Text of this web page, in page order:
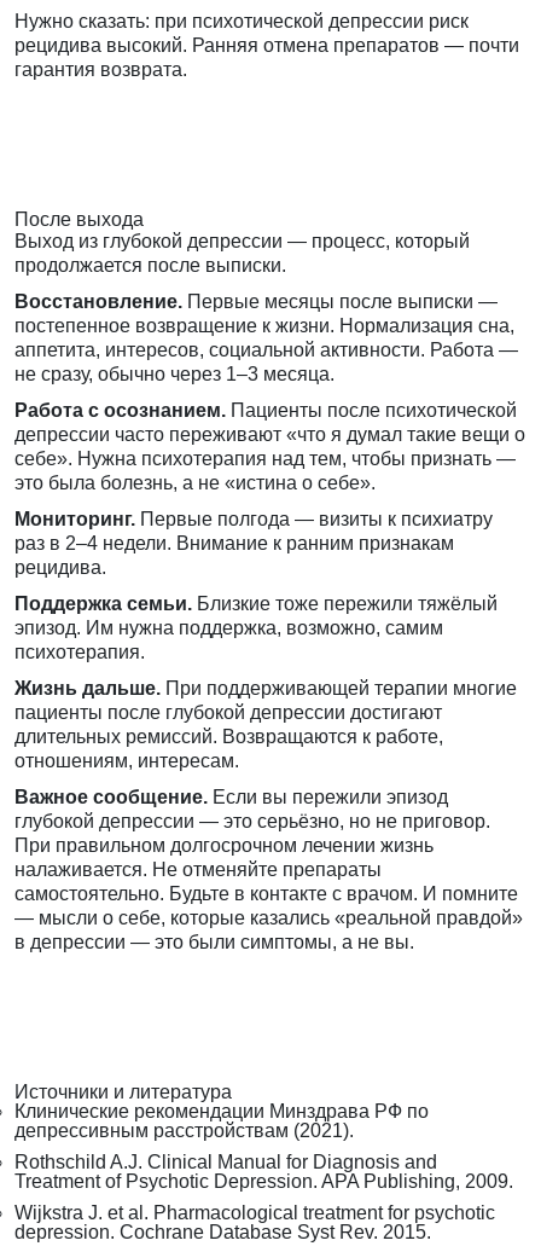
Нужно сказать: при психотической депрессии риск
рецидива высокий. Ранняя отмена препаратов — почти
гарантия возврата.
После выхода
Выход из глубокой депрессии — процесс, который
продолжается после выписки.
Восстановление. Первые месяцы после выписки —
постепенное возвращение к жизни. Нормализация сна,
аппетита, интересов, социальной активности. Работа —
не сразу, обычно через 1–3 месяца.
Работа с осознанием. Пациенты после психотической
депрессии часто переживают «что я думал такие вещи о
себе». Нужна психотерапия над тем, чтобы признать —
это была болезнь, а не «истина о себе».
Мониторинг. Первые полгода — визиты к психиатру
раз в 2–4 недели. Внимание к ранним признакам
рецидива.
Поддержка семьи. Близкие тоже пережили тяжёлый
эпизод. Им нужна поддержка, возможно, самим
психотерапия.
Жизнь дальше. При поддерживающей терапии многие
пациенты после глубокой депрессии достигают
длительных ремиссий. Возвращаются к работе,
отношениям, интересам.
Важное сообщение. Если вы пережили эпизод
глубокой депрессии — это серьёзно, но не приговор.
При правильном долгосрочном лечении жизнь
налаживается. Не отменяйте препараты
самостоятельно. Будьте в контакте с врачом. И помните
— мысли о себе, которые казались «реальной правдой»
в депрессии — это были симптомы, а не вы.
Источники и литература
Клинические рекомендации Минздрава РФ по
депрессивным расстройствам (2021).
Rothschild A.J. Clinical Manual for Diagnosis and
Treatment of Psychotic Depression. APA Publishing, 2009.
Wijkstra J. et al. Pharmacological treatment for psychotic
depression. Cochrane Database Syst Rev. 2015.